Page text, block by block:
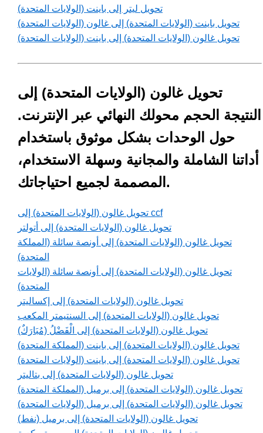
تحويل ليتر إلى باينت (الولايات المتحدة)
تحويل باينت (الولايات المتحدة) إلى غالون (الولايات المتحدة)
تحويل غالون (الولايات المتحدة) إلى باينت (الولايات المتحدة)
تحويل غالون (الولايات المتحدة) إلى
النتيجة الحجم محولك النهائي عبر الإنترنت.
حول الوحدات بشكل موثوق باستخدام
أداتنا الشاملة والمجانية وسهلة الاستخدام،
المصممة لجميع احتياجاتك.
تحويل غالون (الولايات المتحدة) إلى ccf
تحويل غالون (الولايات المتحدة) إلى أتولتر
تحويل غالون (الولايات المتحدة) إلى أونصة سائلة (المملكة
المتحدة)
تحويل غالون (الولايات المتحدة) إلى أونصة سائلة (الولايات
المتحدة)
تحويل غالون (الولايات المتحدة) إلى إكساليتر
تحويل غالون (الولايات المتحدة) إلى السنتيمتر المكعب
تحويل غالون (الولايات المتحدة) إلى الْفَضْلُ (مُبَارَكٌ)
تحويل غالون (الولايات المتحدة) إلى باينت (المملكة المتحدة)
تحويل غالون (الولايات المتحدة) إلى باينت (الولايات المتحدة)
تحويل غالون (الولايات المتحدة) إلى بتاليتر
تحويل غالون (الولايات المتحدة) إلى برميل (المملكة المتحدة)
تحويل غالون (الولايات المتحدة) إلى برميل (الولايات المتحدة)
تحويل غالون (الولايات المتحدة) إلى برميل (نفط)